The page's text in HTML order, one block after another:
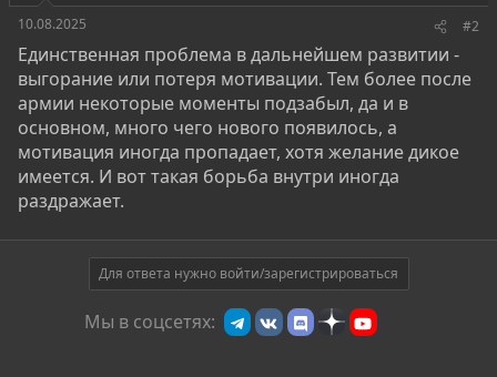
10.08.2025
#2
Единственная проблема в дальнейшем развитии -
выгорание или потеря мотивации. Тем более после
армии некоторые моменты подзабыл, да и в
основном, много чего нового появилось, а
мотивация иногда пропадает, хотя желание дикое
имеется. И вот такая борьба внутри иногда
раздражает.
Для ответа нужно войти/зарегистрироваться
Мы в соцсетях: